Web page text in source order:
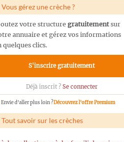
Vous gérez une crèche ?
votre structure gratuitementsur
annuaire et gérez vos informations
quelques clics.
S'inscrire gratuitement
Déjà inscrit ? Se connecter
Envie d'aller plus loin ?Découvrez l'offre Premium
Tout savoir sur les crèches